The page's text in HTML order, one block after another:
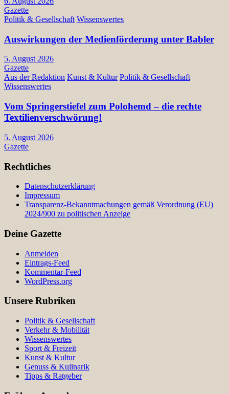
Gazette
Politik & Gesellschaft Wissenswertes
Auswirkungen der Medienförderung unter Babler
5. August 2026
Gazette
Aus der Redaktion Kunst & Kultur Politik & Gesellschaft
Wissenswertes
Vom Springerstiefel zum Polohemd – die rechte
Textilienverschwörung!
5. August 2026
Gazette
Rechtliches
Datenschutzerklärung
Impressum
Transparenz-Bekanntmachungen gemäß Verordnung (EU)
2024/900 zu politischen Anzeige
Deine Gazette
Anmelden
Eintrags-Feed
Kommentar-Feed
WordPress.org
Unsere Rubriken
Politik & Gesellschaft
Verkehr & Mobilität
Wissenswertes
Sport & Freizeit
Kunst & Kultur
Genuss & Kulinarik
Tipps & Ratgeber